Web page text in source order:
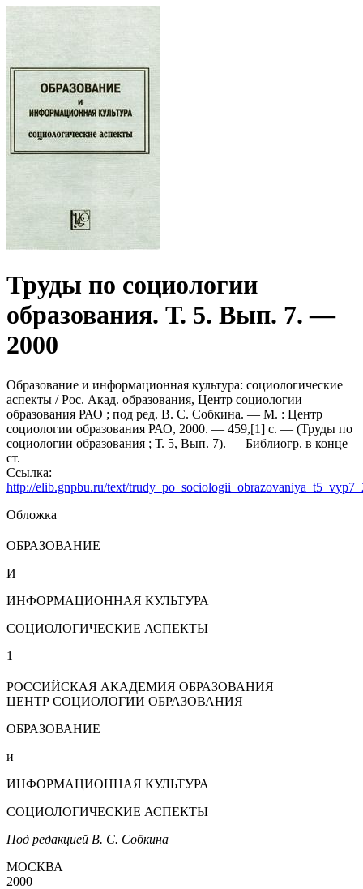
Труды по социологии
образования. Т. 5. Вып. 7. —
2000
Образование и информационная культура: социологические
аспекты / Рос. Акад. образования, Центр социологии
образования РАО ; под ред. В. С. Собкина. — М. : Центр
социологии образования РАО, 2000. — 459,[1] с. — (Труды по
социологии образования ; Т. 5, Вып. 7). — Библиогр. в конце
ст.
Ссылка:
http://elib.gnpbu.ru/text/
Обложка
ОБРАЗОВАНИЕ
И
ИНФОРМАЦИОННАЯ КУЛЬТУРА
СОЦИОЛОГИЧЕСКИЕ АСПЕКТЫ
1
РОССИЙСКАЯ АКАДЕМИЯ ОБРАЗОВАНИЯ
ЦЕНТР СОЦИОЛОГИИ ОБРАЗОВАНИЯ
ОБРАЗОВАНИЕ
и
ИНФОРМАЦИОННАЯ КУЛЬТУРА
СОЦИОЛОГИЧЕСКИЕ АСПЕКТЫ
Под редакцией В. С. Собкина
МОСКВА
2000